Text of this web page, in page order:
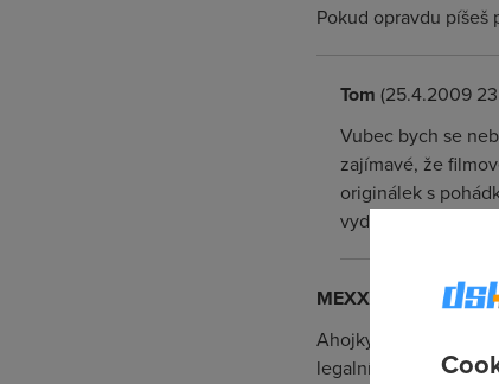
Pokud opravdu
Tom (25.4.2009
Vubec bych se
zajímavé, že
originálek s
vydat takhle třeba
MEXX (31.3.2009
Ahojky Péťo, mýslím
legalní že? Tvoeje